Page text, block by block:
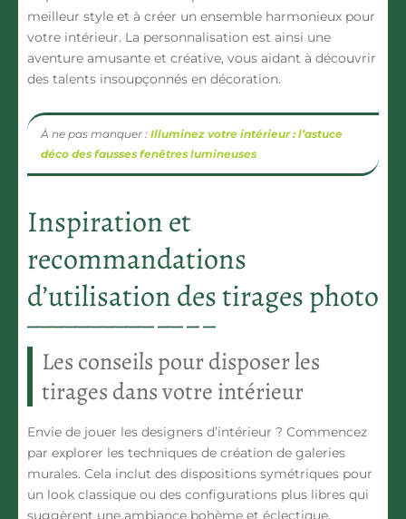
meilleur style et à créer un ensemble harmonieux pour
votre intérieur. La personnalisation est ainsi une
aventure amusante et créative, vous aidant à découvrir
des talents insoupçonnés en décoration.
À ne pas manquer : Illuminez votre intérieur : l’astuce
déco des fausses fenêtres lumineuses
Inspiration et
recommandations
d’utilisation des tirages photo
Les conseils pour disposer les
tirages dans votre intérieur
Envie de jouer les designers d’intérieur ? Commencez
par explorer les techniques de création de galeries
murales. Cela inclut des dispositions symétriques pour
un look classique ou des configurations plus libres qui
suggèrent une ambiance bohème et éclectique.